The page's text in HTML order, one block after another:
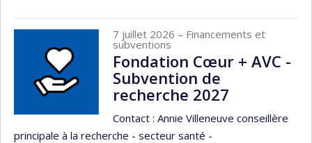
7 juillet 2026 – Financements et
subventions
Fondation Cœur + AVC -
Subvention de
recherche 2027
Contact : Annie Villeneuve conseillère
principale à la recherche - secteur santé -